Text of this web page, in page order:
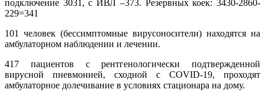
подключение 3031, с ИВЛ –373. Резервных коек: 3430-2860-
229=341
101 человек (бессимптомные вирусоносители) находятся на
амбулаторном наблюдении и лечении.
417 пациентов с рентгенологически подтвержденной
вирусной пневмонией, сходной с COVID-19, проходят
амбулаторное долечивание в условиях стационара на дому.